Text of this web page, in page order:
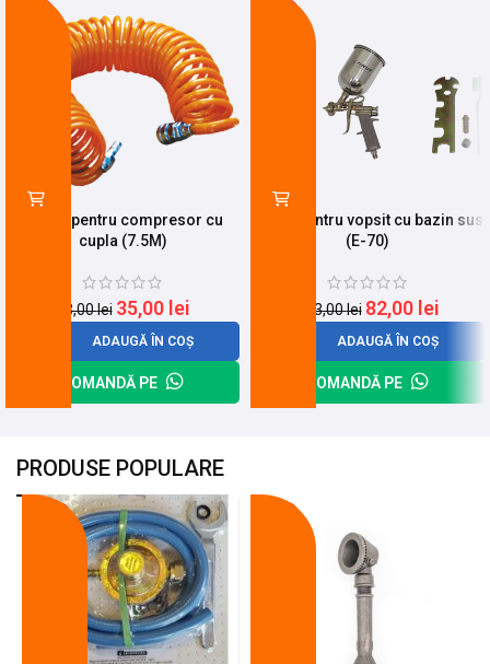
Furtun pentru compresor cu
cupla (7.5M)
43,00lei 35,00 lei
ADAUGĂ ÎN COȘ
COMANDĂ PE
Pistol pentru vopsit cu bazin sus
(E-70)
103,00lei 82,00 lei
ADAUGĂ ÎN COȘ
COMANDĂ PE
PRODUSE POPULARE